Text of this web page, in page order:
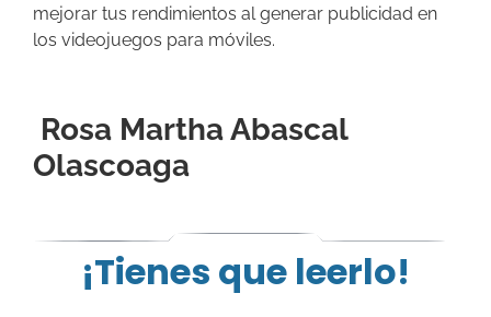
mejorar tus rendimientos al generar publicidad en
los videojuegos para móviles.
Rosa Martha Abascal
Olascoaga
¡Tienes que leerlo!